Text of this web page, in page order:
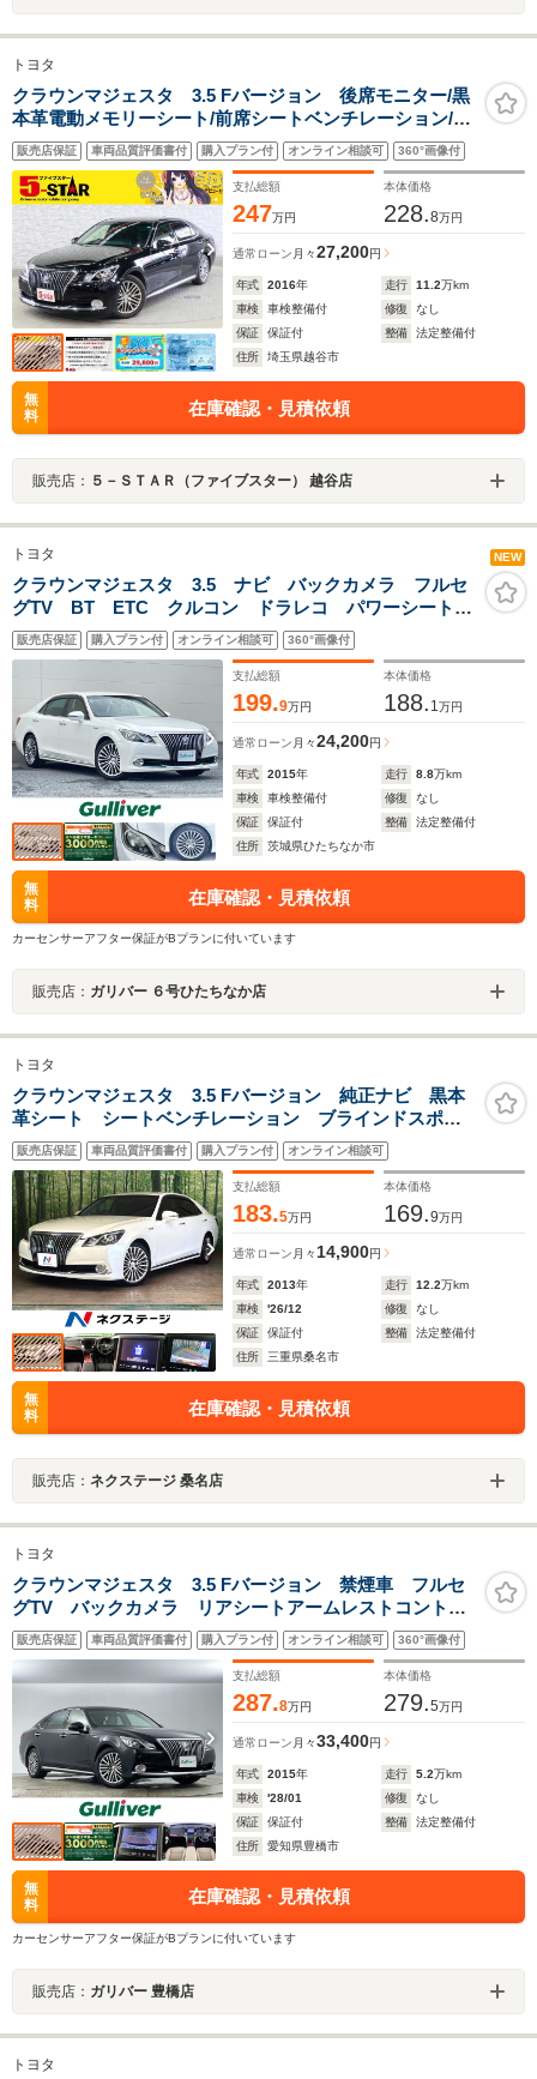
トヨタ
クラウンマジェスタ 3.5 Fバージョン 後席モニター/黒
本革電動メモリーシート/前席シートベンチレーション/後
席シートヒーター/デジタルインナーミラー/レーダークル
コン/クリアランスソナー/BSM/オートマチックハイビー
ム/純正ナビ
販売店保証 車両品質評価書付 購入プラン付 オンライン相談可 360°画像付
支払総額
247万円
本体価格
228.8万円
通常ローン 月々27,200円
年式 2016年 走行 11.2万km
車検
車検整備付 修復
なし
保証
保証付 整備
法定整備付
住所
埼玉県越谷市
無
料
在庫確認・見積依頼
販売店： ５－ＳＴＡＲ（ファイブスター） 越谷店
トヨタ NEW
クラウンマジェスタ 3.5 ナビ バックカメラ フルセ
グTV BT ETC クルコン ドラレコ パワーシート
シートヒーター ステアヒーター ウッド調コンビハン
ドルシフト カーテンSRS OP18インチAW LEDオー
販売店保証 購入プラン付 オンライン相談可 360°画像付
支払総額
199.9万円
本体価格
188. 1万円
通常ローン 月々24,200円
年式 2015年 走行 8.8万km
車検
車検整備付 修復
なし
保証
保証付 整備
法定整備付
住所
茨城県ひたちなか市
無
料
在庫確認・見積依頼
カーセンサーアフター保証がBプランに付いています
販売店： ガリバー ６号ひたちなか店
トヨタ
クラウンマジェスタ 3.5 Fバージョン 純正ナビ 黒本
革シート シートベンチレーション ブラインドスポッ
トモニター 全席シートヒーター 後席電動リクライニ
ング 全ドアイージークローザー ステアリングヒータ
ー レーダークルーズ 禁煙車
販売店保証 車両品質評価書付 購入プラン付 オンライン相談可
支払総額
183.5万円
本体価格
169.9万円
通常ローン 月々14,900円
年式 2013年 走行 12.2万km
車検
'26/12 修復
なし
保証
保証付 整備
法定整備付
住所
三重県桑名市
無
料
在庫確認・見積依頼
販売店： ネクステージ 桑名店
トヨタ
クラウンマジェスタ 3.5 Fバージョン 禁煙車 フルセ
グTV バックカメラ リアシートアームレストコントロ
ール レザーシート 前席パワーシート シートベンチ
レーション シートヒーター 電動サンシェード ステ
アリングヒーター ETC
販売店保証 車両品質評価書付 購入プラン付 オンライン相談可 360°画像付
支払総額
287.8万円
本体価格
279.5万円
通常ローン 月々33,400円
年式 2015年 走行 5.2万km
車検
'28/01 修復
なし
保証
保証付 整備
法定整備付
住所
愛知県豊橋市
無
料
在庫確認・見積依頼
カーセンサーアフター保証がBプランに付いています
販売店： ガリバー 豊橋店
トヨタ